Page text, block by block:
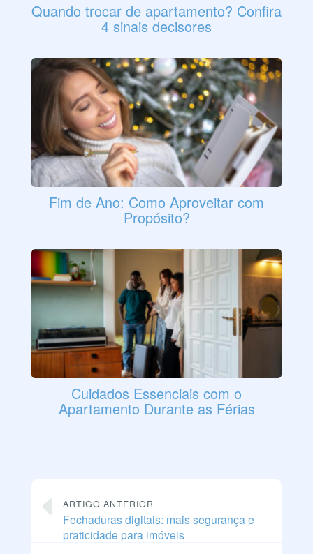
Quando trocar de apartamento? Confira
4 sinais decisores
Fim de Ano: Como Aproveitar com
Propósito?
Cuidados Essenciais com o
Apartamento Durante as Férias
ARTIGO ANTERIOR
Fechaduras digitais: mais segurança e
praticidade para imóveis